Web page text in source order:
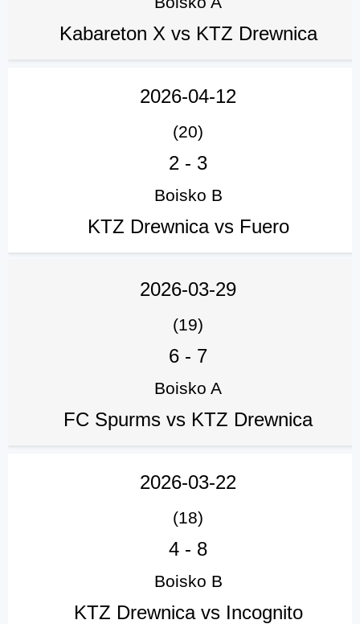
Kabareton X vs KTZ Drewnica
2026-04-12
(20)
2 - 3
Boisko B
KTZ Drewnica vs Fuero
2026-03-29
(19)
6 - 7
Boisko A
FC Spurms vs KTZ Drewnica
2026-03-22
(18)
4 - 8
Boisko B
KTZ Drewnica vs Incognito